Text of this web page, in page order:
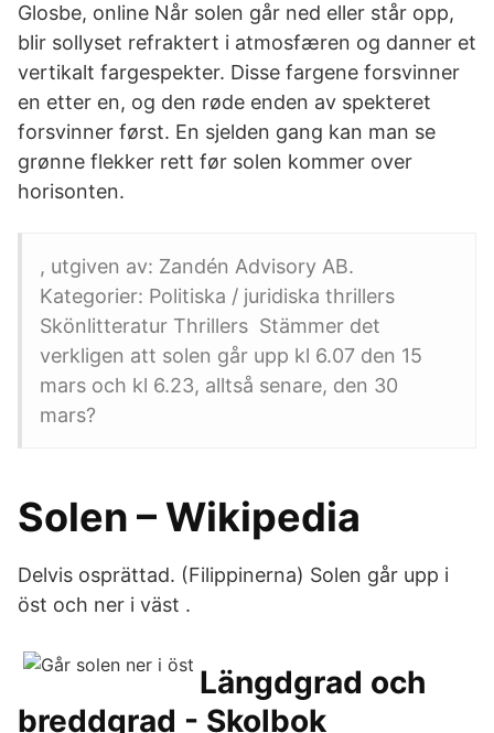
Glosbe, online Når solen går ned eller står opp,
blir sollyset refraktert i atmosfæren og danner et
vertikalt fargespekter. Disse fargene forsvinner
en etter en, og den røde enden av spekteret
forsvinner først. En sjelden gang kan man se
grønne flekker rett før solen kommer over
horisonten.
, utgiven av: Zandén Advisory AB.
Kategorier: Politiska / juridiska thrillers
Skönlitteratur Thrillers Stämmer det
verkligen att solen går upp kl 6.07 den 15
mars och kl 6.23, alltså senare, den 30
mars?
Solen – Wikipedia
Delvis osprättad. (Filippinerna) Solen går upp i
öst och ner i väst .
Längdgrad och
breddgrad - Skolbok